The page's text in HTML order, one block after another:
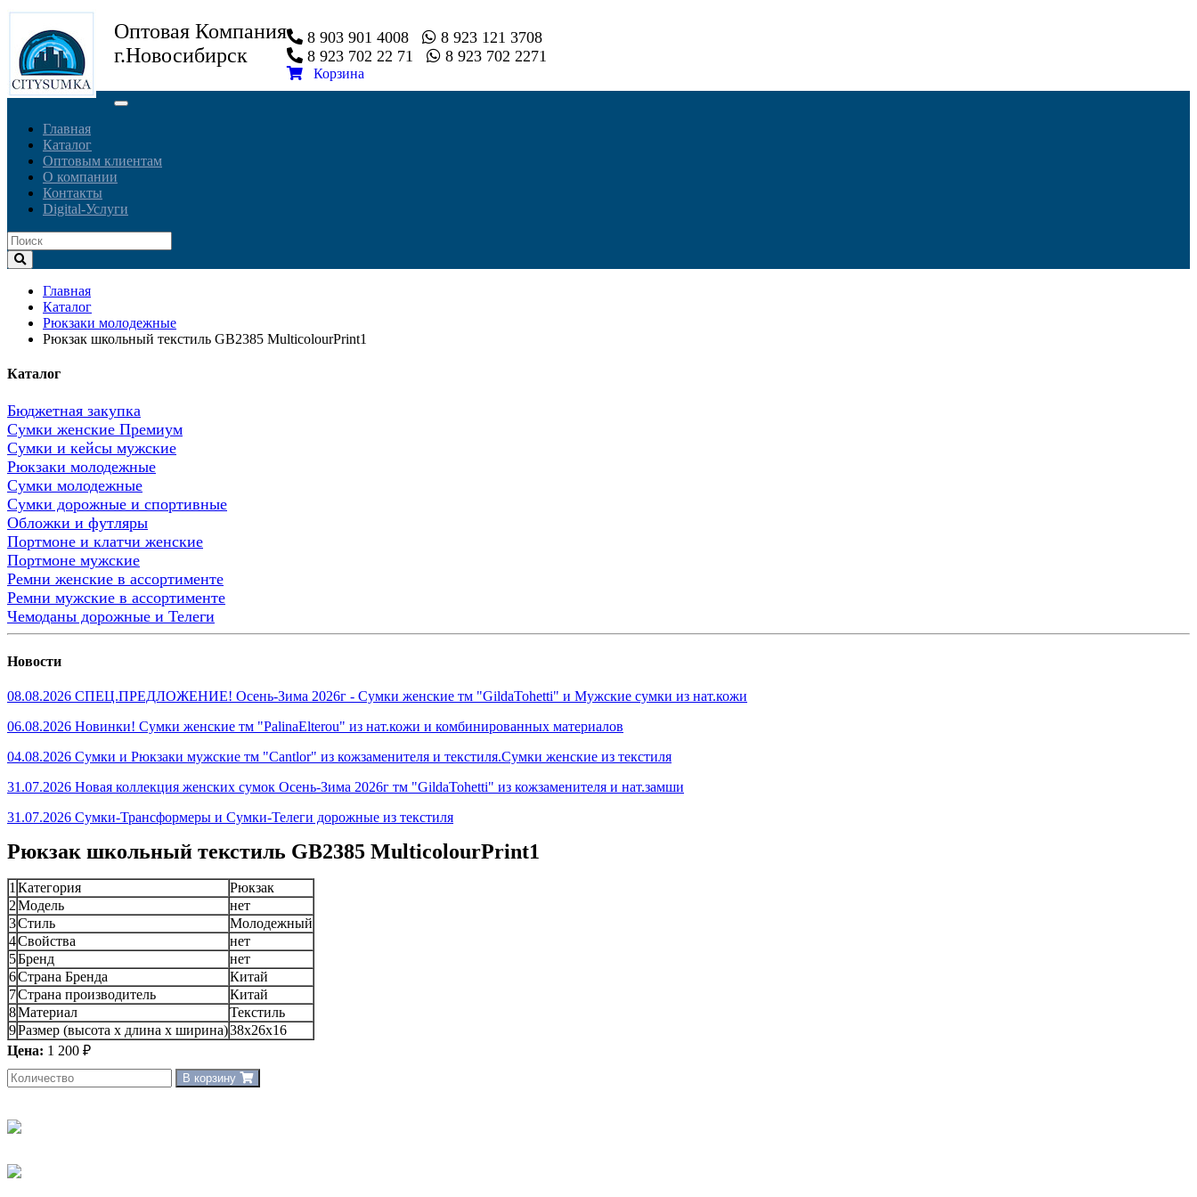
Оптовая Компания
г.Новосибирск
8 903 901 4008
8 923 121 3708
8 923 702 22 71
8 923 702 2271
Корзина
Toggle
Главная
Каталог
Оптовым клиентам
О компании
Контакты
Digital-Услуги
Главная
Каталог
Рюкзаки молодежные
Рюкзак школьный текстиль GB2385 MulticolourPrint1
Каталог
Бюджетная закупка
Сумки женские Премиум
Сумки и кейсы мужские
Рюкзаки молодежные
Сумки молодежные
Сумки дорожные и спортивные
Обложки и футляры
Портмоне и клатчи женские
Портмоне мужские
Ремни женские в ассортименте
Ремни мужские в ассортименте
Чемоданы дорожные и Телеги
Новости
08.08.2026 СПЕЦ.ПРЕДЛОЖЕНИЕ! Осень-Зима 2026г - Сумки женские тм "GildaTohetti" и Мужские сумки из нат.кожи
06.08.2026 Новинки! Сумки женские тм "PalinaElterou" из нат.кожи и комбинированных материалов
04.08.2026 Сумки и Рюкзаки мужские тм "Cantlor" из кожзаменителя и текстиля.Сумки женские из текстиля
31.07.2026 Новая коллекция женских сумок Осень-Зима 2026г тм "GildaTohetti" из кожзаменителя и нат.замши
31.07.2026 Сумки-Трансформеры и Сумки-Телеги дорожные из текстиля
Рюкзак школьный текстиль GB2385 MulticolourPrint1
1 Категория
Рюкзак
2Модель
нет
3Стиль
Молодежный
4Свойства
нет
5Бренд
нет
6Страна Бренда
Китай
7Страна производитель
Китай
8Материал
Текстиль
9Размер (высота х длина х ширина)38х26х16
Цена: 1 200 ₽
В корзину